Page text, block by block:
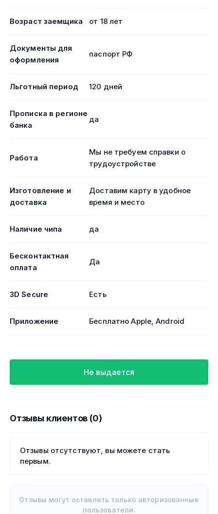
Возраст заемщика от 18 лет
Документы для
оформления
паспорт РФ
Льготный период 120 дней
Прописка в регионе
банка
да
Работа
Мы не требуем справки о
трудоустройстве
Изготовление и
доставка
Доставим карту в удобное
время и место
Наличие чипа да
Бесконтактная
оплата
Да
3D Secure Есть
Приложение Бесплатно Apple, Android
Не выдается
Отзывы клиентов (0)
Отзывы отсутствуют, вы можете стать
первым.
Отзывы могут оставлять только авторизованные
пользователи.